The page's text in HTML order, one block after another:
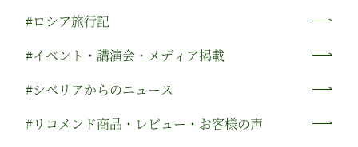
#ロシア旅行記
#イベント・講演会・メディア掲載
#シベリアからのニュース
#リコメンド商品・レビュー・お客様の声